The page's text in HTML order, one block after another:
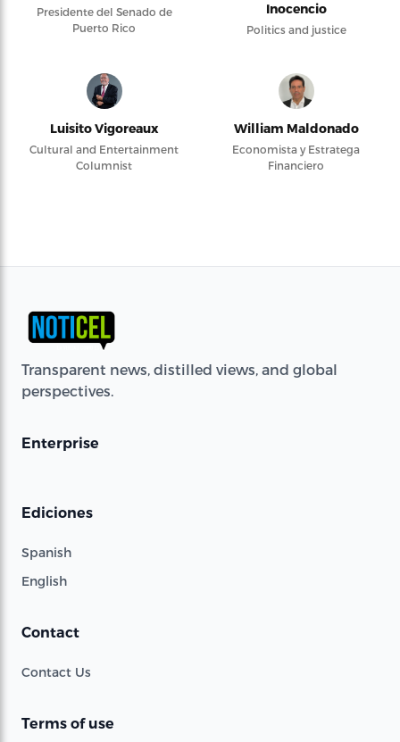
Presidente del Senado de
Puerto Rico
Inocencio
Politics and justice
Luisito Vigoreaux
Cultural and Entertainment
Columnist
William Maldonado
Economista y Estratega
Financiero
Transparent news, distilled views, and global
perspectives.
Enterprise
Ediciones
Spanish
English
Contact
Contact Us
Terms of use